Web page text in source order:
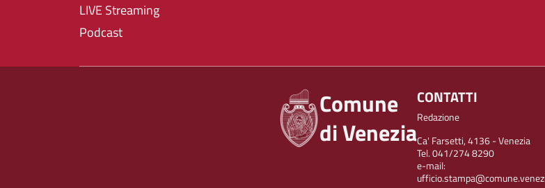
LIVE Streaming
Podcast
Comune
di Venezia
CONTATTI
Redazione
Ca' Farsetti, 4136 - Venezia
Tel. 041/274 8290
e-mail: